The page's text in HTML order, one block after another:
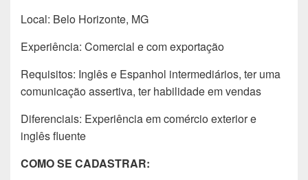
Local: Belo Horizonte, MG
Experiência: Comercial e com exportação
Requisitos: Inglês e Espanhol intermediários, ter uma
comunicação assertiva, ter habilidade em vendas
Diferenciais: Experiência em comércio exterior e
inglês fluente
COMO SE CADASTRAR: